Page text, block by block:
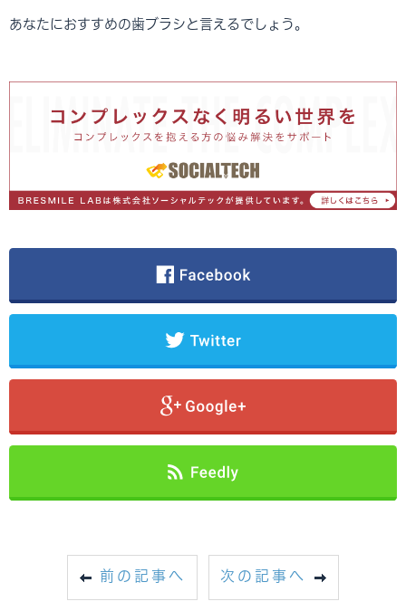
あなたにおすすめの歯ブラシと言えるでしょう。
前の記事へ 次の記事へ